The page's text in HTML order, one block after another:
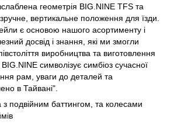
геометрія BIG.NINE TFS та
вертикальне положення для їзди.
є основою нашого асортименту і
досвід і знання, які ми змогли
виробництва та виготовлення
BIG.NINE символізує симбіоз сучасної
рам, уваги до деталей та
в Тайвані".
подвійним баттингом, та колесами